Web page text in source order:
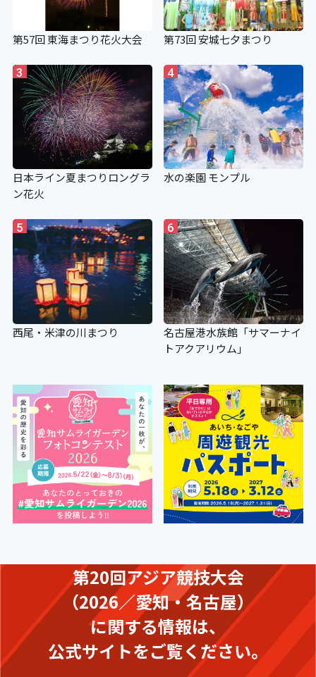
第57回 東海まつり花火大会 第73回 安城七夕まつり
3
日本ライン夏まつりロングラ
ン花火
4
水の楽園 モンプル
5
西尾・米津の川まつり
6
名古屋港水族館「サマーナイ
トアクアリウム」
第20回アジア競技大会
（2026／愛知・名古屋）
に関する情報は、
公式サイトをご覧ください。